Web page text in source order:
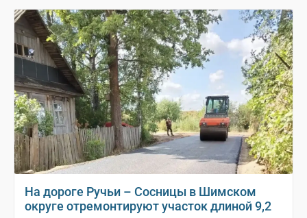
На дороге Ручьи – Сосницы в Шимском
округе отремонтируют участок длиной 9,2